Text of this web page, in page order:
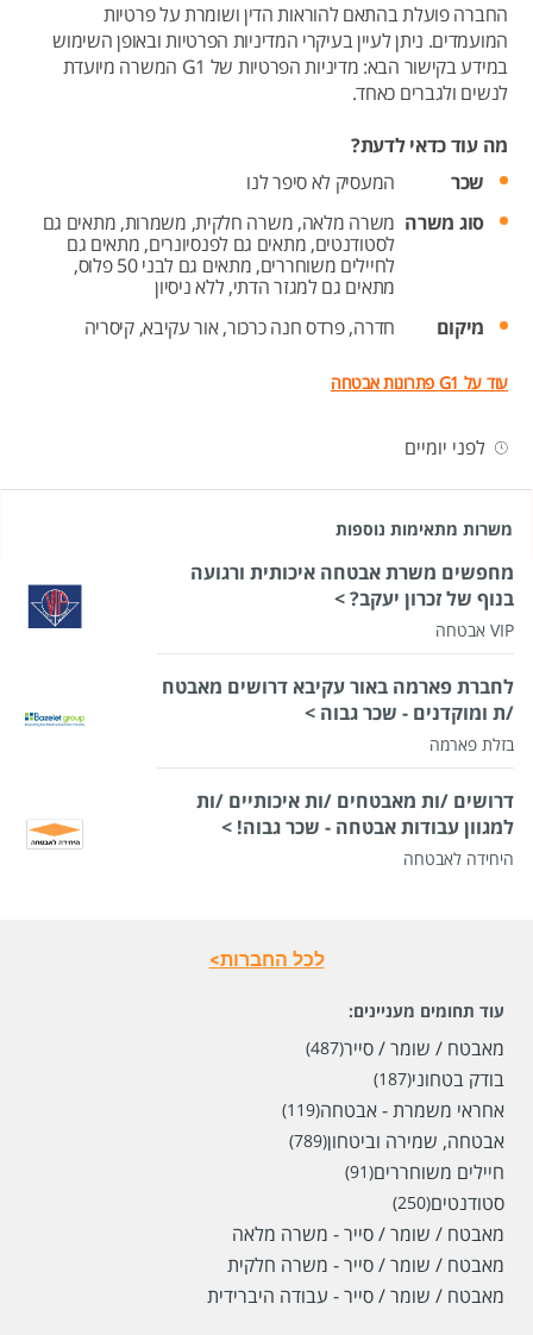
החברה פועלת בהתאם להוראות הדין ושומרת על פרטיות
המועמדים. ניתן לעיין בעיקרי המדיניות הפרטיות ובאופן השימוש
במידע בקישור הבא: מדיניות הפרטיות של G1 המשרה מיועדת
לנשים ולגברים כאחד.
מה עוד כדאי לדעת?
שכר
המעסיק לא סיפר לנו
סוג משרה משרה מלאה, משרה חלקית, משמרות, מתאים גם
לסטודנטים, מתאים גם לפנסיונרים, מתאים גם
לחיילים משוחררים, מתאים גם לבני 50 פלוס,
מתאים גם למגזר הדתי,ללא ניסיון
מיקום
חדרה,פרדס חנה כרכור,אור עקיבא,קיסריה
עוד על G1 פתרונות אבטחה
לפני יומיים
משרות מתאימות נוספות
מחפשים משרת אבטחה איכותית ורגועה
בנוף של זכרון יעקב? >
VIP אבטחה
לחברת פארמה באור עקיבא דרושים מאבטח
/ת ומוקדנים - שכר גבוה >
בזלת פארמה
דרושים /ות מאבטחים /ות איכותיים /ות
למגוון עבודות אבטחה - שכר גבוה! >
היחידה לאבטחה
לכל החברות>
עוד תחומים מעניינים:
מאבטח / שומר / סייר(487)
בודק בטחוני(187)
אחראי משמרת - אבטחה(119)
אבטחה, שמירה וביטחון(789)
חיילים משוחררים(91)
סטודנטים(250)
מאבטח / שומר / סייר - משרה מלאה
מאבטח / שומר / סייר - משרה חלקית
מאבטח / שומר / סייר - עבודה היברידית